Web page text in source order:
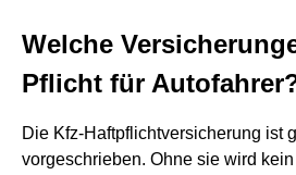
Welche
Pflicht für
Die Kfz-Haftpflichtversicherung ist
vorgeschrieben. Ohne sie wird